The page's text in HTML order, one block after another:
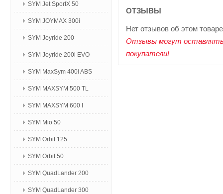
SYM Jet SportX 50
SYM JOYMAX 300i
SYM Joyride 200
SYM Joyride 200i EVO
SYM MaxSym 400i ABS
SYM MAXSYM 500 TL
SYM MAXSYM 600 I
SYM Mio 50
SYM Orbit 125
SYM Orbit 50
SYM QuadLander 200
SYM QuadLander 300
ОТЗЫВЫ
Нет отзывов об этом товаре
Отзывы могут оставлять
покупатели!